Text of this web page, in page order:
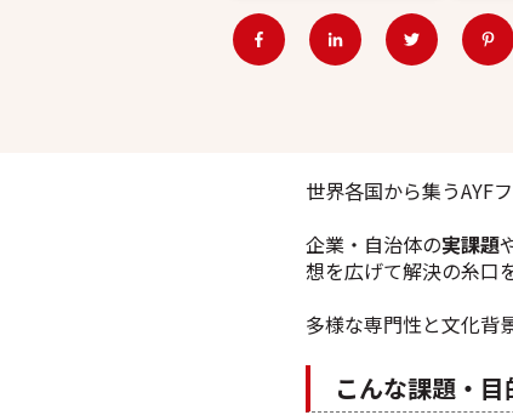
世界各国から集うAYF
企業・自治体の実課題
想を広げて解決の糸口
多様な専門性と文化背
こんな課題・